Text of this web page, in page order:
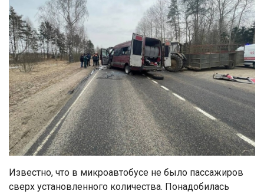
Известно, что в микроавтобусе не было пассажиров
сверх установленного количества. Понадобилась